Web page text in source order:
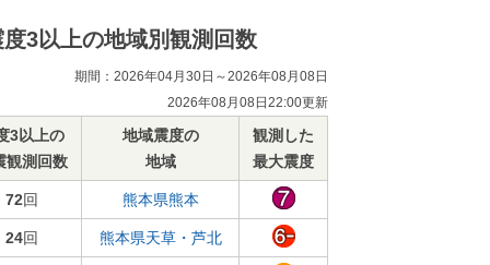
度3以上の地域別観測回数
期間：2026年04月30日～2026年08月08日
2026年08月08日22:00更新
3以上の
観測回数
地域震度の
地域
観測した
最大震度
72回 熊本県熊本
24回 熊本県天草・芦北